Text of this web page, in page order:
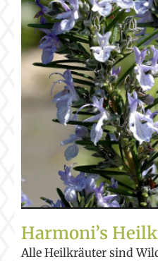
Harmoni’s
Alle Heilkräuter sind